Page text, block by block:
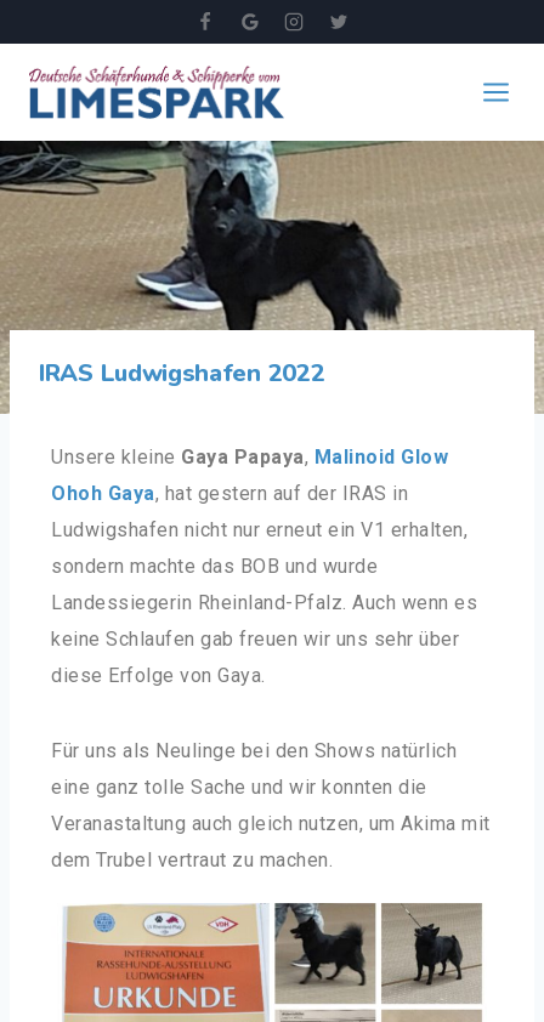
IRAS Ludwigshafen 2022
Unsere kleine Gaya Papaya, Malinoid Glow
Ohoh Gaya, hat gestern auf der IRAS in
Ludwigshafen nicht nur erneut ein V1 erhalten,
sondern machte das BOB und wurde
Landessiegerin Rheinland-Pfalz. Auch wenn es
keine Schlaufen gab freuen wir uns sehr über
diese Erfolge von Gaya.
Für uns als Neulinge bei den Shows natürlich
eine ganz tolle Sache und wir konnten die
Veranastaltung auch gleich nutzen, um Akima mit
dem Trubel vertraut zu machen.